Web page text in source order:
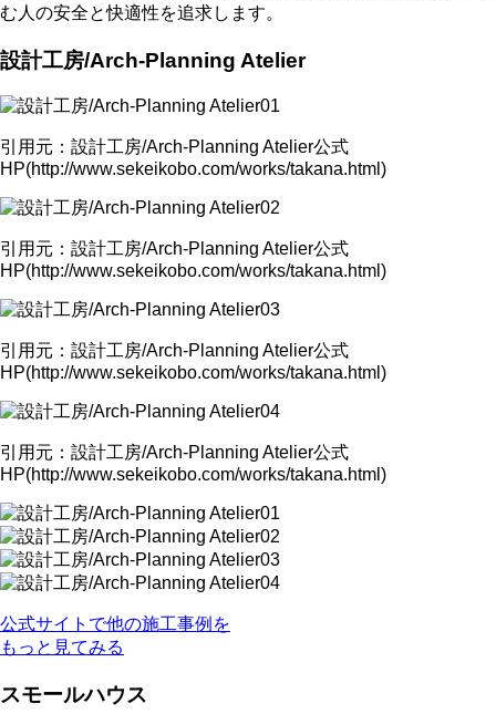
む人の安全と快適性を追求します。
設計工房/Arch-Planning Atelier
引用元：設計工房/Arch-Planning Atelier公式
HP(http://www.sekeikobo.com/works/takana.html)
引用元：設計工房/Arch-Planning Atelier公式
HP(http://www.sekeikobo.com/works/takana.html)
引用元：設計工房/Arch-Planning Atelier公式
HP(http://www.sekeikobo.com/works/takana.html)
引用元：設計工房/Arch-Planning Atelier公式
HP(http://www.sekeikobo.com/works/takana.html)
公式サイトで他の施工事例を
もっと見てみる
スモールハウス